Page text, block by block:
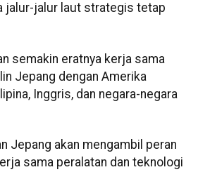
jalur-jalur laut strategis tetap
semakin eratnya kerja sama
Jepang dengan Amerika
Inggris, dan negara-negara
Jepang akan mengambil peran
sama peralatan dan teknologi